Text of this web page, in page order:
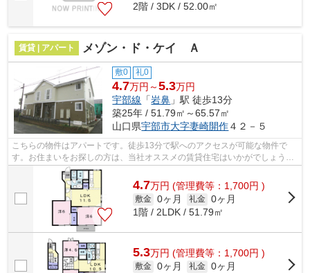
2階 / 3DK / 52.00㎡
賃貸 | アパート メゾン・ド・ケイ Ａ
敷0 礼0
4.7万円～5.3万円
宇部線 「岩鼻 」駅 徒歩13分
築25年 / 51.79㎡～65.57㎡
山口県宇部市大字妻崎開作４２－５
こちらの物件はアパートです。徒歩13分で駅へのアクセスが可能な物件で
す。お住まいをお探しの方は、当社オススメの賃貸住宅はいかがでしょう
か？生活に欠かせない施設が近くにあるの...
4.7万円 (管理費等：1,700円 )
敷金 0ヶ月 礼金 0ヶ月
1階 / 2LDK / 51.79㎡
5.3万円 (管理費等：1,700円 )
敷金 0ヶ月 礼金 0ヶ月